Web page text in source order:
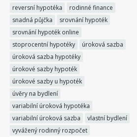
reversní hypotéka
rodinné finance
snadná půjčka
srovnání hypoték
srovnání hypoték online
stoprocentní hypotéky
úroková sazba
úroková sazba hypotéky
úrokové sazby hypoték
úrokové sazby u hypoték
úvěry na bydlení
variabilní úroková hypotéka
variabilní úroková sazba
vlastní bydlení
vyvážený rodinný rozpočet